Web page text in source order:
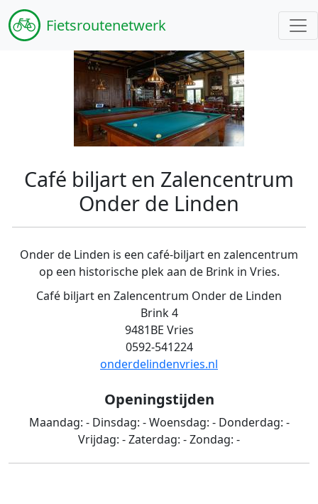
Fietsroutenetwerk
Café biljart en Zalencentrum
Onder de Linden
Onder de Linden is een café-biljart en zalencentrum
op een historische plek aan de Brink in Vries.
Café biljart en Zalencentrum Onder de Linden
Brink 4
9481BE Vries
0592-541224
onderdelindenvries.nl
Openingstijden
Maandag: - Dinsdag: -Woensdag: - Donderdag: -
Vrijdag: -Zaterdag: -Zondag: -